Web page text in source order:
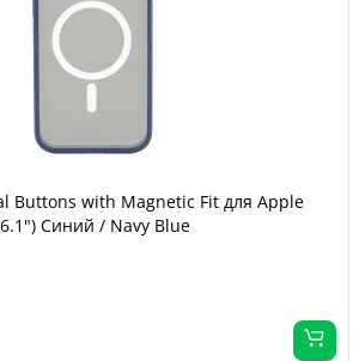
Buttons with Magnetic Fit для Apple
Синий / Navy Blue